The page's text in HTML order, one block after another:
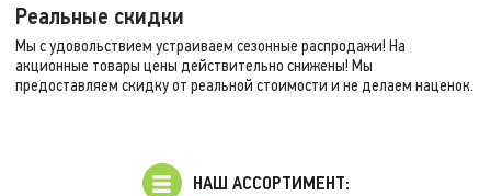
Реальные скидки
Мы с удовольствием устраиваем сезонные распродажи! На
акционные товары цены действительно снижены! Мы
предоставляем скидку от реальной стоимости и не делаем наценок.
НАШ АССОРТИМЕНТ: